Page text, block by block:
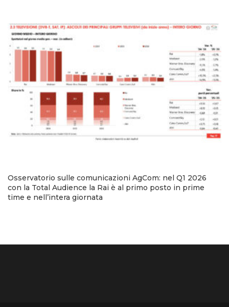
Osservatorio sulle comunicazioni AgCom: nel Q1 2026
con la Total Audience la Rai è al primo posto in prime
time e nell’intera giornata